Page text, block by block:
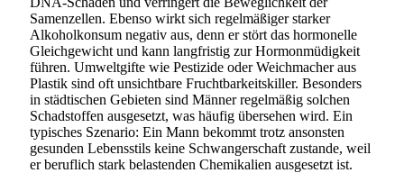
Samenzellen. Ebenso wirkt sich regelmäßiger starker
Alkoholkonsum negativ aus, denn er stört das hormonelle
Gleichgewicht und kann langfristig zur Hormonmüdigkeit
führen. Umweltgifte wie Pestizide oder Weichmacher aus
Plastik sind oft unsichtbare Fruchtbarkeitskiller. Besonders
in städtischen Gebieten sind Männer regelmäßig solchen
Schadstoffen ausgesetzt, was häufig übersehen wird. Ein
typisches Szenario: Ein Mann bekommt trotz ansonsten
gesunden Lebensstils keine Schwangerschaft zustande, weil
er beruflich stark belastenden Chemikalien ausgesetzt ist.